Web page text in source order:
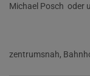
Michael Posch oder
zentrumsnah,